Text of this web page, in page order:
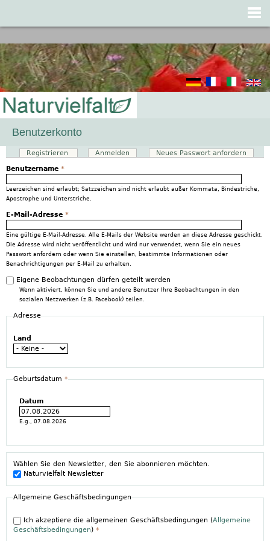
Benutzerkonto
Haupt-Reiter
Registrieren (aktiver Reiter)
Anmelden
Neues Passwort anfordern
Benutzername *
Leerzeichen sind erlaubt; Satzzeichen sind nicht erlaubt außer Kommata, Bindestriche,
Apostrophe und Unterstriche.
E-Mail-Adresse *
Eine gültige E-Mail-Adresse. Alle E-Mails der Website werden an diese Adresse geschickt.
Die Adresse wird nicht veröffentlicht und wird nur verwendet, wenn Sie ein neues
Passwort anfordern oder wenn Sie einstellen, bestimmte Informationen oder
Benachrichtigungen per E-Mail zu erhalten.
Eigene Beobachtungen dürfen geteilt werden
Wenn aktiviert, können Sie und andere Benutzer Ihre Beobachtungen in den
sozialen Netzwerken (z.B. Facebook) teilen.
Adresse
Land
Geburtsdatum *
Datum
E.g., 07.08.2026
Wählen Sie den Newsletter, den Sie abonnieren möchten.
Naturvielfalt Newsletter
Allgemeine Geschäftsbedingungen
Ich akzeptiere die allgemeinen Geschäftsbedingungen (Allgemeine
Geschäftsbedingungen) *